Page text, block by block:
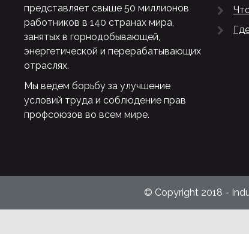
представляет свыше 50 миллионов
работников в 140 странах мира,
занятых в горнодобывающей,
энергетической и перерабатывающих
отраслях.
Мы ведем борьбу за улучшение
условий труда и соблюдение прав
профсоюзов во всем мире.
© Copyright 2018 -